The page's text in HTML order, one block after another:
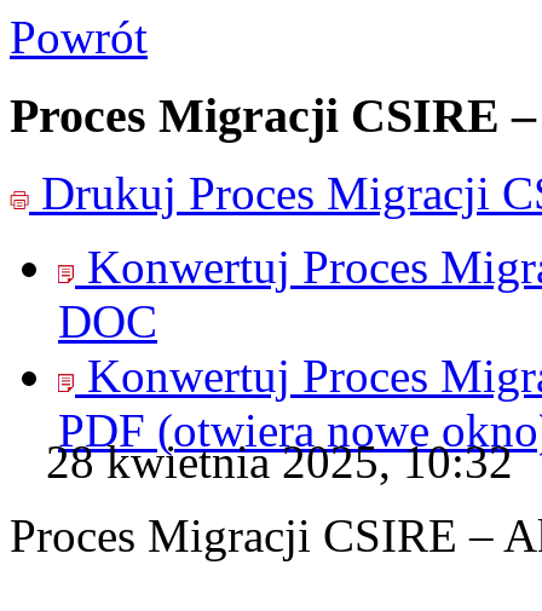
Powrót
Proces Migracji CSIRE
Drukuj Proces Migracji
Konwertuj Proces
DOC
Konwertuj Proces
PDF (otwiera nowe
28 kwietnia 2025, 10:32
Proces Migracji CSIRE –